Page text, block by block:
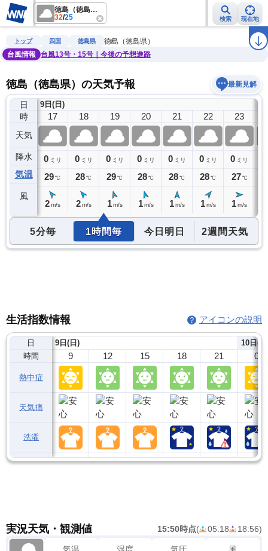
徳島（徳島県）
32/25 検索 現在地
雨雲レーダー 台風情報 地震情報 ラ
トップ 四国 徳島県
徳島（徳島県）
台風情報
台風13号・15号｜今後の予想進路
徳島（徳島県）の天気予報 最新見解
日
時
天気
降水
気温
風
9日(日)
16
0ミリ
30℃
17
0 ミリ
29℃
2 m/s
18
0 ミリ
28℃
2 m/s
19
0 ミリ
29℃
1 m/s
20
0 ミリ
28℃
1 m/s
21
0 ミリ
28℃
1 m/s
22
0 ミリ
28℃
1 m/s
23
0 ミリ
27 ℃
1m/s
5分毎 1時間毎 今日明日 2週間天気
生活指数情報 アイコンの説明
日
時間
熱中症
天気痛
洗濯
9日(日)
9 12 15 18 21
10日(
0
実況天気・観測値 15:50時点( 05:18 18:56)
気温
湿度
気圧
風